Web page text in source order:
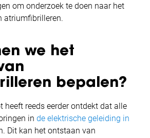
om onderzoek te doen naar het
atriumfibrilleren.
we het
bepalen?
heeft reeds eerder ontdekt dat alle
in de elektrische geleiding in
Dit kan het ontstaan van